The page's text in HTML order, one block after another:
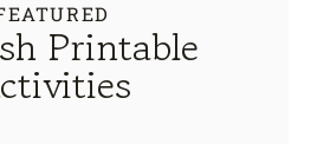
Printable